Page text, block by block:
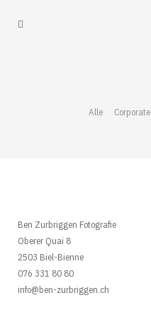
Alle Corporate
Ben Zurbriggen Fotografie
Oberer Quai 8
2503 Biel-Bienne
076 331 80 80
info@ben-zurbriggen.ch